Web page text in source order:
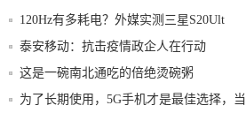
120Hz有多耗电？外媒实测三星S20Ult
泰安移动：抗击疫情政企人在行动
这是一碗南北通吃的倍绝烫碗粥
为了长期使用，5G手机才是最佳选择，当